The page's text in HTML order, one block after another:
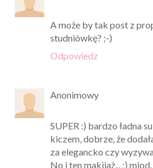
A może by tak post z
studniówkę? ;-)
Odpowiedz
Anonimowy
SUPER :) bardzo ładna
kiczem, dobrze, że
za elegancko czy
No i ten makijaż... ;) miod.